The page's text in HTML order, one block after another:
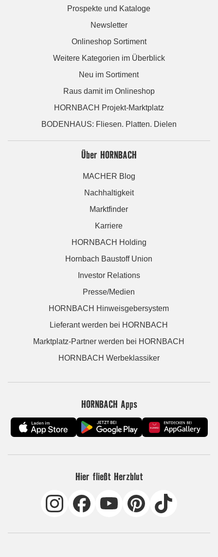
Prospekte und Kataloge
Newsletter
Onlineshop Sortiment
Weitere Kategorien im Überblick
Neu im Sortiment
Raus damit im Onlineshop
HORNBACH Projekt-Marktplatz
BODENHAUS: Fliesen. Platten. Dielen
Über HORNBACH
MACHER Blog
Nachhaltigkeit
Marktfinder
Karriere
HORNBACH Holding
Hornbach Baustoff Union
Investor Relations
Presse/Medien
HORNBACH Hinweisgebersystem
Lieferant werden bei HORNBACH
Marktplatz-Partner werden bei HORNBACH
HORNBACH Werbeklassiker
HORNBACH Apps
Hier fließt Herzblut